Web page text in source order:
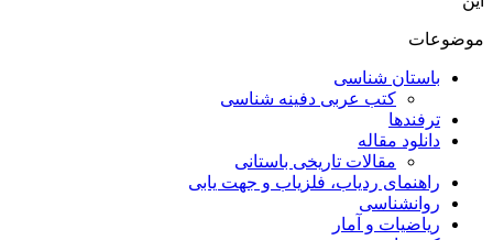
موضوعات
باستان شناسی
کتب عربی دفینه شناسی
ترفندها
دانلود مقاله
مقالات تاریخی باستانی
راهنمای ردیاب، فلزیاب و جهت یابی
روانشناسی
ریاضیات و آمار